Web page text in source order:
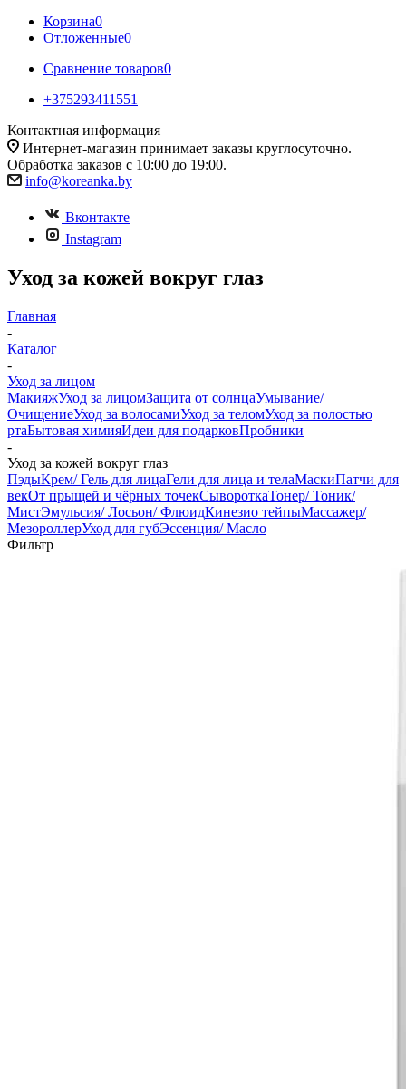
Корзина0
Отложенные0
Сравнение товаров0
+375293411551
Контактная информация
Интернет-магазин принимает заказы круглосуточно.
Обработка заказов с 10:00 до 19:00.
info@koreanka.by
Вконтакте
Instagram
Уход за кожей вокруг глаз
Главная
-
Каталог
-
Уход за лицом
МакияжУход за лицомЗащита от солнцаУмывание/
ОчищениеУход за волосамиУход за теломУход за полостью
ртаБытовая химияИдеи для подарковПробники
-
Уход за кожей вокруг глаз
ПэдыКрем/ Гель для лицаГели для лица и телаМаскиПатчи для
векОт прыщей и чёрных точекСывороткаТонер/ Тоник/
МистЭмульсия/ Лосьон/ ФлюидКинезио тейпыМассажер/
МезороллерУход для губЭссенция/ Масло
Фильтр